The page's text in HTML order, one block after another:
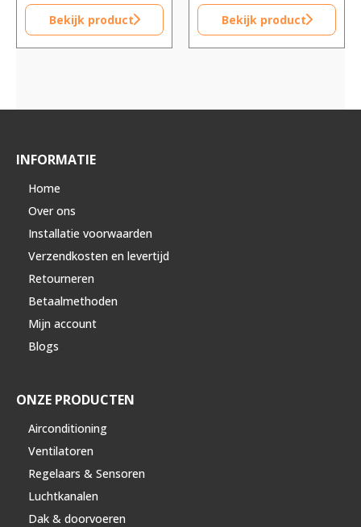
Bekijk product Bekijk product
INFORMATIE
Home
Over ons
Installatie voorwaarden
Verzendkosten en levertijd
Retourneren
Betaalmethoden
Mijn account
Blogs
ONZE PRODUCTEN
Airconditioning
Ventilatoren
Regelaars & Sensoren
Luchtkanalen
Dak & doorvoeren